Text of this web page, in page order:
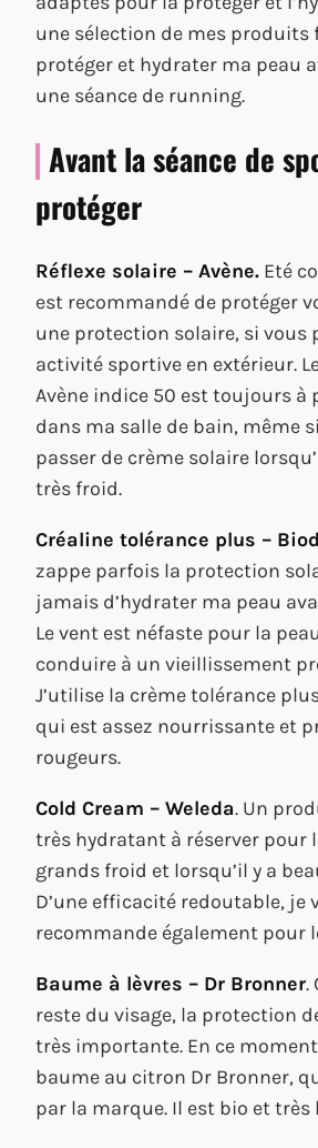
une sélection de mes produits
protéger et hydrater ma peau
une séance de running.
Avant la séance de
protéger
Réflexe solaire – Avène. Eté
est recommandé de protéger
une protection solaire, si vous
activité sportive en extérieur.
Avène indice 50 est toujours à
dans ma salle de bain, même
passer de crème solaire
très froid.
Créaline tolérance plus –
zappe parfois la protection
jamais d’hydrater ma peau
Le vent est néfaste pour la
conduire à un vieillissement
J’utilise la crème tolérance
qui est assez nourrissante et
rougeurs.
Cold Cream – Weleda. Un
très hydratant à réserver pour
grands froid et lorsqu’il y a
D’une efficacité redoutable, je
recommande également pour
Baume à lèvres – Dr Bronner.
reste du visage, la protection
très importante. En ce
baume au citron Dr Bronner,
par la marque. Il est bio et